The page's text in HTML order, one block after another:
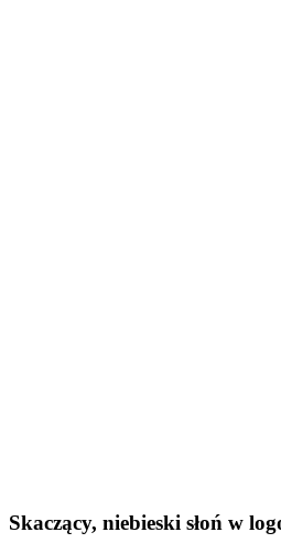
Skaczący, niebieski słoń w